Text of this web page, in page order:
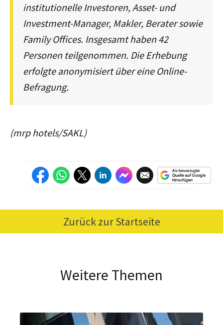
institutionelle Investoren, Asset- und
Investment-Manager, Makler, Berater sowie
Family Offices. Insgesamt haben 42
Personen teilgenommen. Die Erhebung
erfolgte anonymisiert über eine Online-
Befragung.
(mrp hotels/SAKL)
Zurück zur Startseite
Weitere Themen